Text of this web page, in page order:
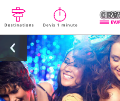
Destinations Devis 1 minute